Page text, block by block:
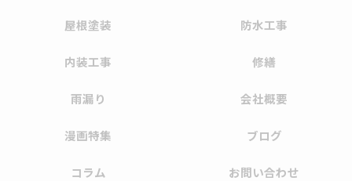
屋根塗装 防水工事
内装工事 修繕
雨漏り 会社概要
漫画特集 ブログ
コラム お問い合わせ